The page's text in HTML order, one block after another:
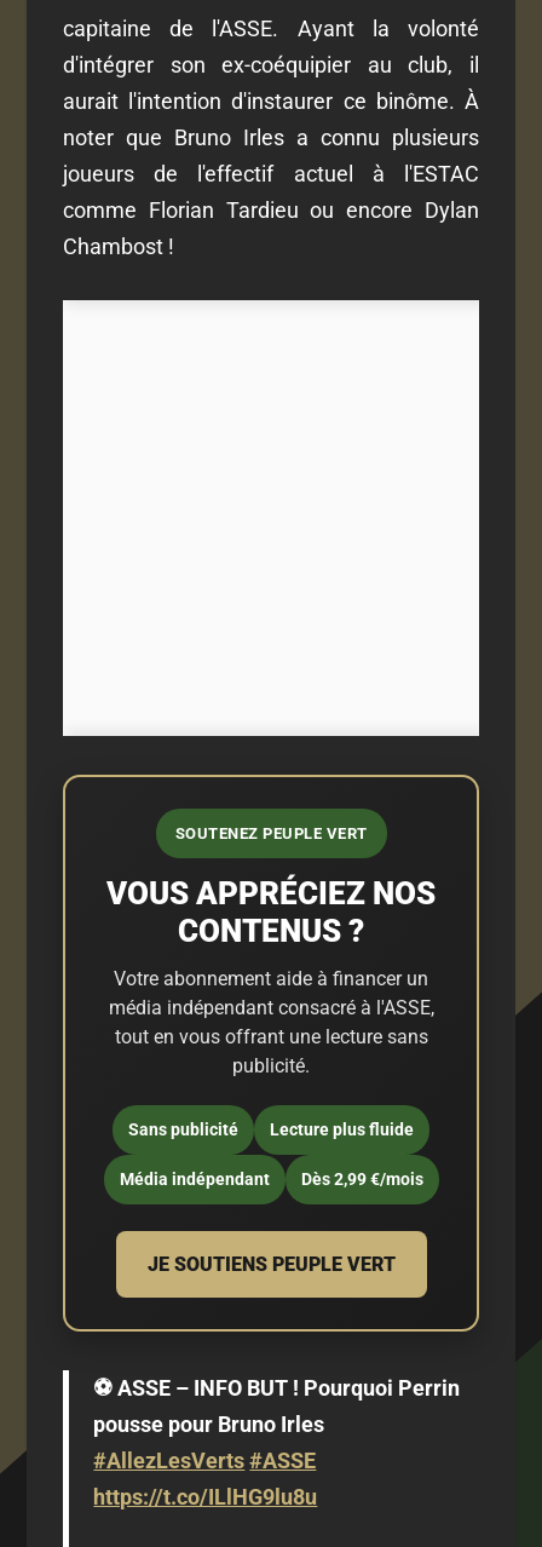
capitaine de l'ASSE. Ayant la volonté
d'intégrer son ex-coéquipier au club, il
aurait l'intention d'instaurer ce binôme. À
noter que Bruno Irles a connu plusieurs
joueurs de l'effectif actuel à l'ESTAC
comme Florian Tardieu ou encore Dylan
Chambost !
SOUTENEZ PEUPLE VERT
VOUS APPRÉCIEZ NOS
CONTENUS ?
Votre abonnement aide à financer un
média indépendant consacré à l'ASSE,
tout en vous offrant une lecture sans
publicité.
Sans publicité Lecture plus fluide
Média indépendant Dès 2,99 €/mois
JE SOUTIENS PEUPLE VERT
⚽️ ASSE – INFO BUT ! Pourquoi Perrin
pousse pour Bruno Irles
#AllezLesVerts #ASSE
https://t.co/ILlHG9lu8u